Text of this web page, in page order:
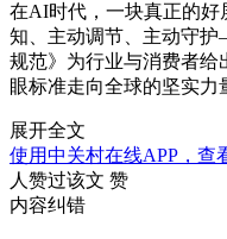
在AI时代，一块真正的好
知、主动调节、主动守
规范》为行业与消费者给
眼标准走向全球的坚实力
展开全文
使用中关村在线APP，查
人赞过该文 赞
内容纠错